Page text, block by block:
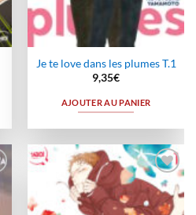
Je te love dans les plumes T.1
9,35€
AJOUTER AU PANIER
Ajouter
à la
wishlist